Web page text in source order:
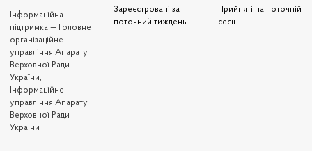
Iнформаційна
підтримка — Головне
організаційне
управління Апарату
Верховної Ради
України,
Інформаційне
управління Апарату
Верховної Ради
України
Зареєстровані за
поточний тиждень
Прийняті на поточній
сесії